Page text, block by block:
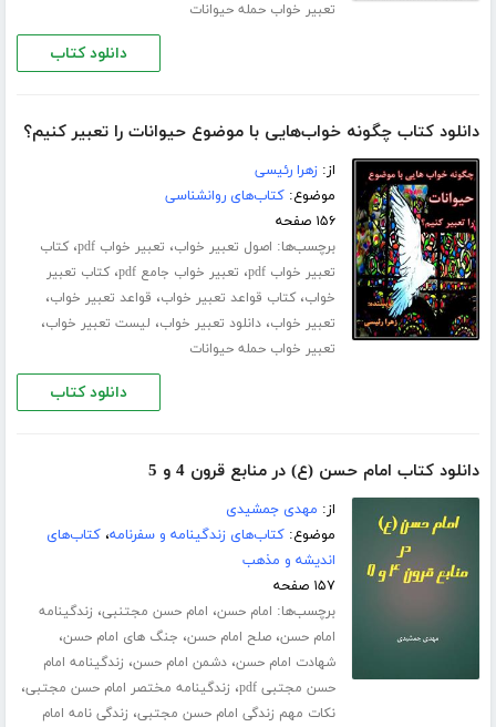
تعبیر خواب حمله حیوانات
دانلود کتاب
دانلود کتاب چگونه خواب‌هایی با موضوع حیوانات را تعبیر کنیم؟
از:زهرا رئیسی
موضوع:کتاب‌های روانشناسی
۱۵۶ صفحه
برچسب‌ها: اصول تعبیر خواب، تعبیر خواب pdf ،کتاب
تعبیر خواب pdf
، تعبیر خواب جامع pdf ،کتاب تعبیر
خواب،کتاب قواعد تعبیر خواب، قواعد تعبیر خواب،
تعبیر خواب،دانلود تعبیر خواب، لیست تعبیر خواب،
تعبیر خواب حمله حیوانات
دانلود کتاب
دانلود کتاب امام حسن (ع) در منابع قرون 4 و 5
از: مهدی جمشیدی
موضوع:کتاب‌های زندگینامه و سفرنامه،کتاب‌های
اندیشه و مذهب
۱۵۷ صفحه
برچسب‌ها: امام حسن، امام حسن مجتنبی، زندگینامه
امام حسن،صلح امام حسن، جنگ های امام حسن،
شهادت امام حسن،دشمن امام حسن، زندگینامه امام
حسن مجتبی pdf
، زندگینامه مختصر امام حسن مجتبی،
نکات مهم زندگی امام حسن مجتبی، زندگی نامه امام